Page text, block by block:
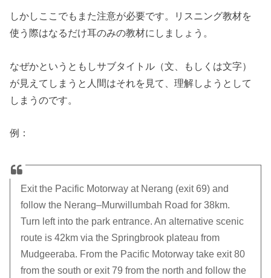
しかしここでもまた注意が必要です。リスニング教材を
使う際はなるだけ耳のみの教材にしましょう。
なぜかというともしサブタイトル（文、もしくは文字）
が見えてしまうと人間はそれを見て、理解しようとして
しまうのです。
例：
Exit the Pacific Motorway at Nerang (exit 69) and
follow the Nerang–Murwillumbah Road for 38km.
Turn left into the park entrance. An alternative scenic
route is 42km via the Springbrook plateau from
Mudgeeraba. From the Pacific Motorway take exit 80
from the south or exit 79 from the north and follow the